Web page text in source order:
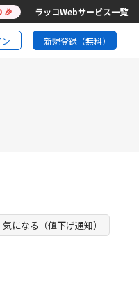
🎉 ラッコWebサービス一覧
新規登録（無料）
気になる（値下げ通知）